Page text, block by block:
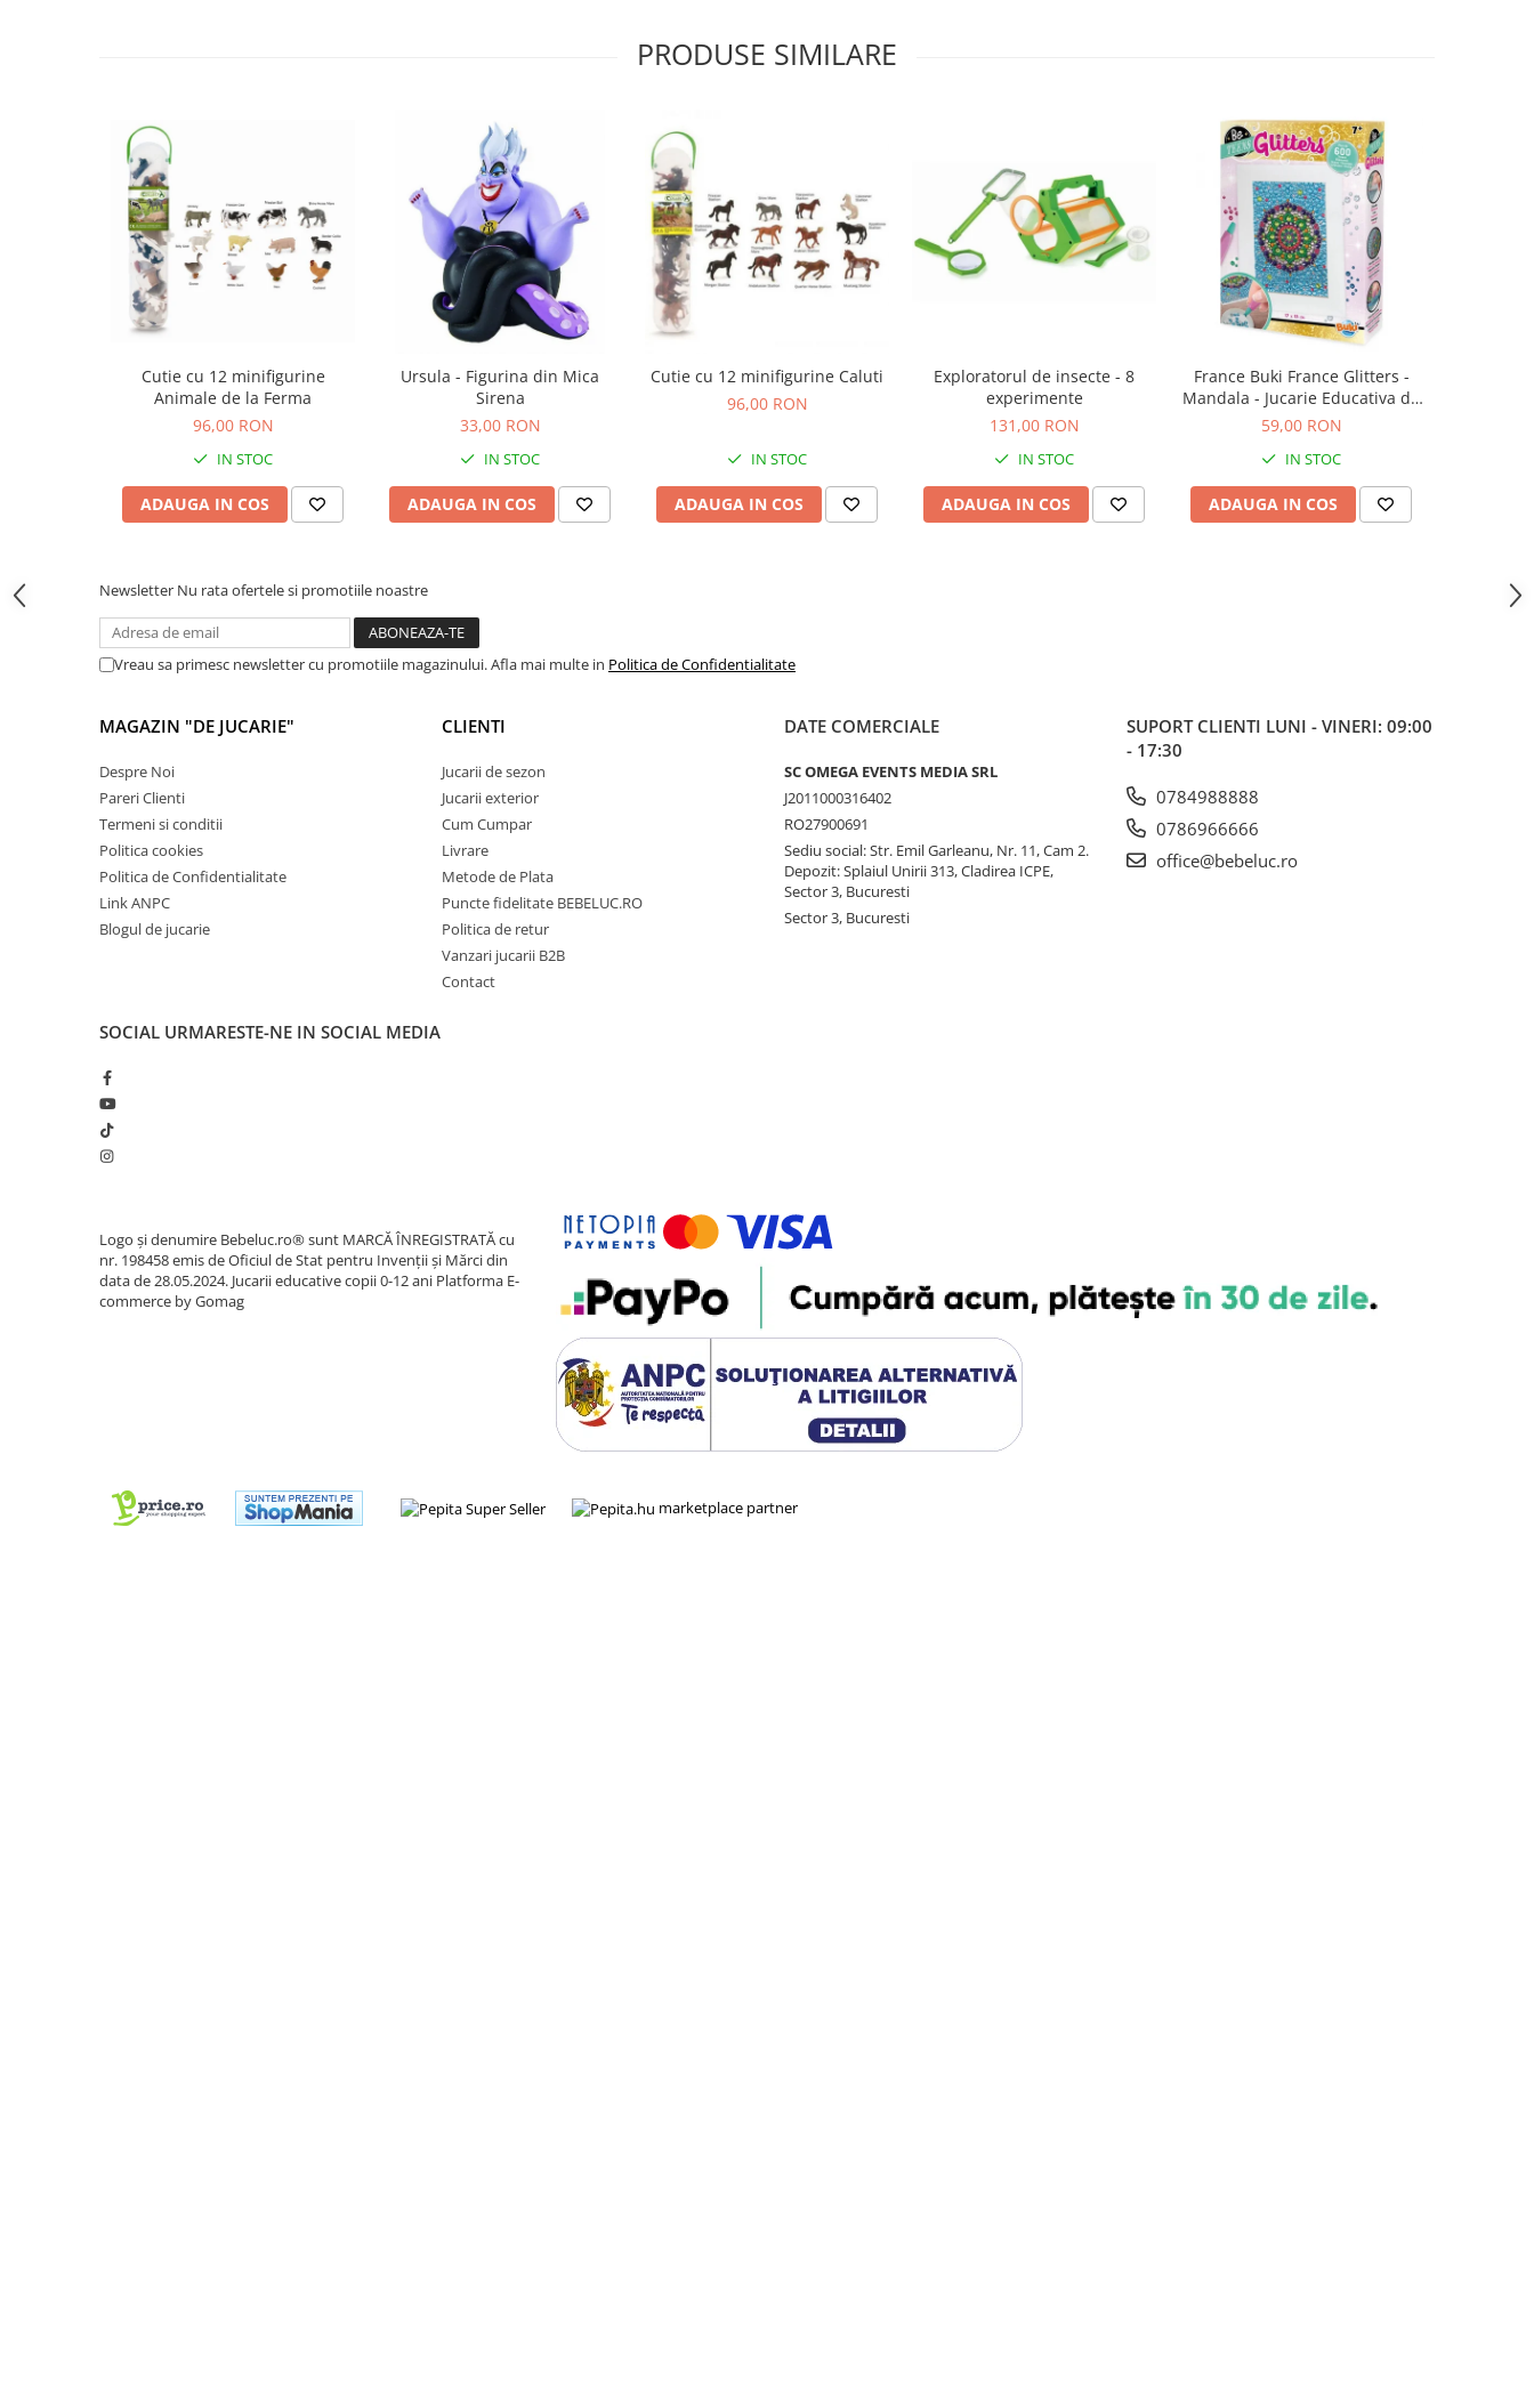
Jucarii muzicale bebelusi
Puzzle bebelusi
Jocuri educative
Jocuri Magnetice
Jocuri de societate
Jocuri de logica
Carti pe alese
Carti pentru copii 1 an
Carti pentru copii 2 ani
Carti pentru copii 5 ani
Carti pentru copii 6 ani
Carti pentru copii 8 ani
Carti de colorat
Carticele interactive
Cutii muzicale
Cadouri bebelusi
Cadouri ieftine pentru copii
Cadouri botez
Cadou copii 3 ani
Cadou copii 4 ani
Cadou copii 5 ani
Cadou copii 10 ani
Cadou copii 11 ani
PRODUSE SIMILARE
Cutie cu 12 minifigurine
Animale de la Ferma
96,00 RON
IN STOC
ADAUGA IN COS
Ursula - Figurina din Mica
Sirena
33,00 RON
IN STOC
ADAUGA IN COS
Cutie cu 12 minifigurine Caluti
96,00 RON
IN STOC
ADAUGA IN COS
Exploratorul de insecte - 8
experimente
131,00 RON
IN STOC
ADAUGA IN COS
France Buki France Glitters -
Mandala - Jucarie Educativa de
inalta calitate pentru copii
59,00 RON
IN STOC
ADAUGA IN COS
Newsletter Nu rata ofertele si promotiile noastre
Vreau sa primesc newsletter cu promotiile magazinului. Afla mai multe in Politica de Confidentialitate
MAGAZIN "DE JUCARIE"
Despre Noi
Pareri Clienti
Termeni si conditii
Politica cookies
Politica de Confidentialitate
Link ANPC
Blogul de jucarie
CLIENTI
Jucarii de sezon
Jucarii exterior
Cum Cumpar
Livrare
Metode de Plata
Puncte fidelitate BEBELUC.RO
Politica de retur
Vanzari jucarii B2B
Contact
DATE COMERCIALE
SC OMEGA EVENTS MEDIA SRL
J2011000316402
RO27900691
Sediu social: Str. Emil Garleanu, Nr. 11, Cam 2.
Depozit: Splaiul Unirii 313, Cladirea ICPE,
Sector 3, Bucuresti
Sector 3, Bucuresti
SUPORT CLIENTI LUNI - VINERI: 09:00
- 17:30
0784988888
0786966666
office@bebeluc.ro
SOCIAL URMARESTE-NE IN SOCIAL MEDIA
Logo și denumire Bebeluc.ro® sunt MARCĂ ÎNREGISTRATĂ cu
nr. 198458 emis de Oficiul de Stat pentru Invenții și Mărci din
data de 28.05.2024. Jucarii educative copii 0-12 ani Platforma E-
commerce by Gomag
marketplace partner